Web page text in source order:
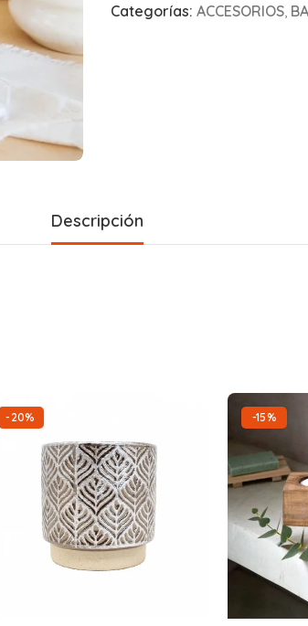
Categorías: ACCESORIOS
Descripción
-20% -15%